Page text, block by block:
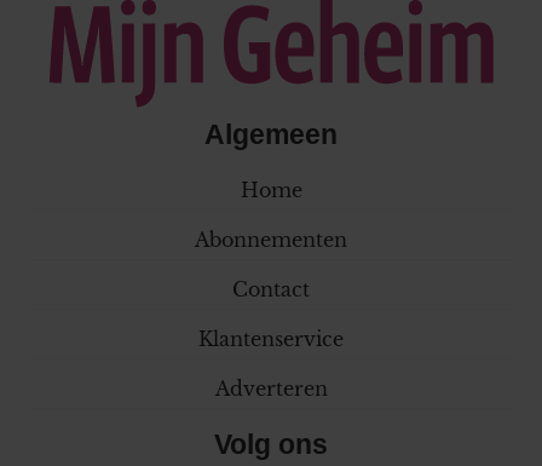
Algemeen
Home
Abonnementen
Contact
Klantenservice
Adverteren
Volg ons